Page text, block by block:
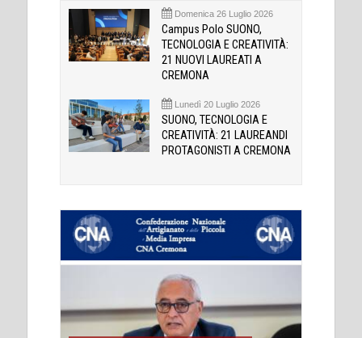
Domenica 26 Luglio 2026
Campus Polo SUONO,
TECNOLOGIA E CREATIVITÀ:
21 NUOVI LAUREATI A
CREMONA
Lunedì 20 Luglio 2026
SUONO, TECNOLOGIA E
CREATIVITÀ: 21 LAUREANDI
PROTAGONISTI A CREMONA